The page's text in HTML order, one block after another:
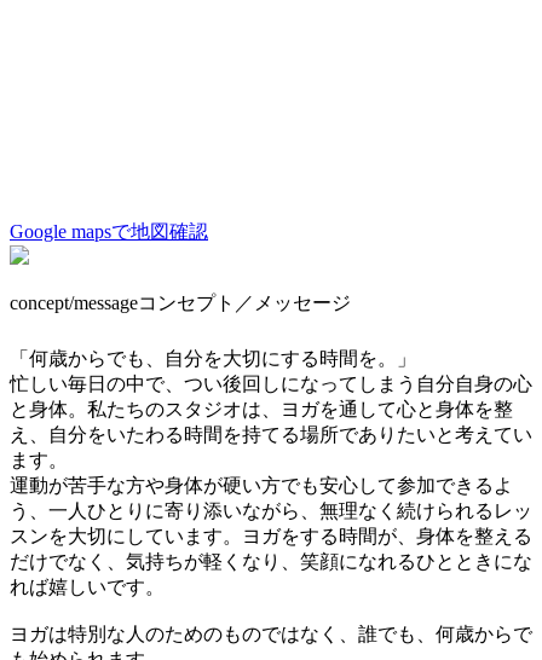
Google mapsで地図確認
concept/messageコンセプト／メッセージ
「何歳からでも、自分を大切にする時間を。」
忙しい毎日の中で、つい後回しになってしまう自分自身の心
と身体。私たちのスタジオは、ヨガを通して心と身体を整
え、自分をいたわる時間を持てる場所でありたいと考えてい
ます。
運動が苦手な方や身体が硬い方でも安心して参加できるよ
う、一人ひとりに寄り添いながら、無理なく続けられるレッ
スンを大切にしています。ヨガをする時間が、身体を整える
だけでなく、気持ちが軽くなり、笑顔になれるひとときにな
れば嬉しいです。
ヨガは特別な人のためのものではなく、誰でも、何歳からで